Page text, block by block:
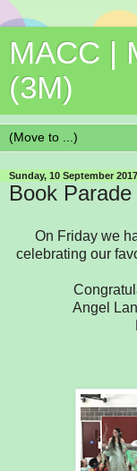
MACC |
(3M)
Sunday, 10 September 2017
Book Parade
On Friday we
celebrating our
Angel